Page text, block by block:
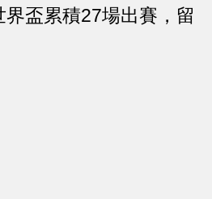
盃累積27場出賽，留